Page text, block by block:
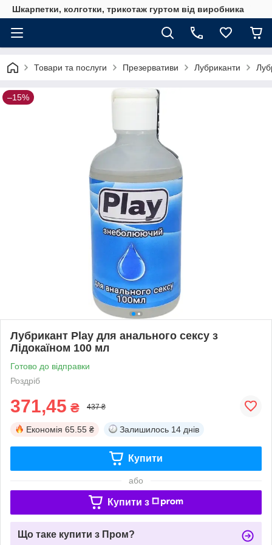
Шкарпетки, колготки, трикотаж гуртом від виробника
Товари та послуги Презервативи Лубриканти
–15%
Лубрикант Play для анального сексу з
Лідокаїном 100 мл
Готово до відправки
Роздріб
371,45 ₴ 437 ₴
Економія 65.55 ₴ Залишилось 14 днів
Купити
або
Купити з
Що таке купити з Пром?